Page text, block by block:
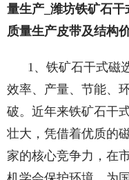
量生产_潍坊铁矿石
质量生产皮带及结构
1、铁矿石干式磁
效率、产量、节能、
破。近年来铁矿石干
壮大，凭借着优质的
家的核心竞争力，在